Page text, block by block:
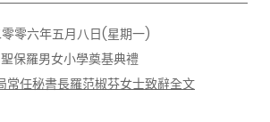
零六年五月八日(星期一)
聖保羅男女小學奠基典禮
常任秘書長羅范椒芬女士致辭全文